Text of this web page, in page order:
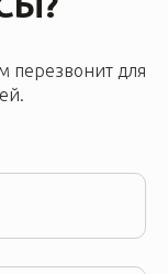
перезвонит для